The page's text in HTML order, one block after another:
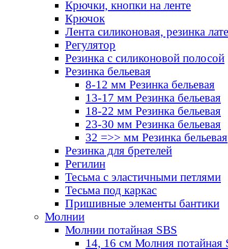
Крючки, кнопки на ленте
Крючок
Лента силиконовая, резинка
Регулятор
Резинка с силиконовой полосой
Резинка бельевая
8-12 мм Резинка бельевая
13-17 мм Резинка бельевая
18-22 мм Резинка бельевая
23-30 мм Резинка бельевая
32 =>> мм Резинка бельевая
Резинка для бретелей
Регилин
Тесьма с эластичными петлями
Тесьма под каркас
Пришивные элементы бантики
Молнии
Молнии потайная SBS
14, 16 см Молния потайная